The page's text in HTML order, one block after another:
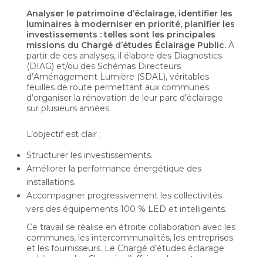
Analyser le patrimoine d’éclairage, identifier les
luminaires à moderniser en priorité, planifier les
investissements : telles sont les principales
missions du Chargé d’études Éclairage Public. À
partir de ces analyses, il élabore des Diagnostics
(DIAG) et/ou des Schémas Directeurs
d’Aménagement Lumière (SDAL), véritables
feuilles de route permettant aux communes
d’organiser la rénovation de leur parc d’éclairage
sur plusieurs années.
L’objectif est clair :
Structurer les investissements.
Améliorer la performance énergétique des
installations.
Accompagner progressivement les collectivités
vers des équipements 100 % LED et intelligents.
Ce travail se réalise en étroite collaboration avec les
communes, les intercommunalités, les entreprises
et les fournisseurs. Le Chargé d’études éclairage